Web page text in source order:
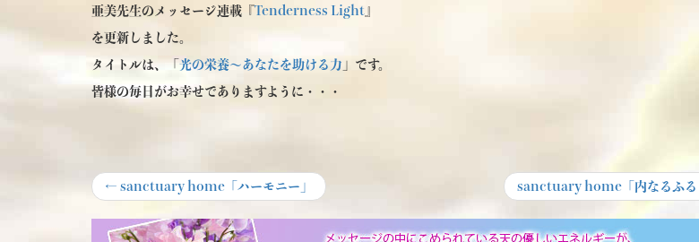
亜美先生のメッセージ連載『 Tenderness Light 』
を更新しました。
タイトルは、「 光の栄養～あなたを助ける力 」です。
皆様の毎日がお幸せでありますように・・・
投
稿
← Previous
post:
sanctuary home「ハーモニー」
Next
post:
sanctuary home「内なるふる